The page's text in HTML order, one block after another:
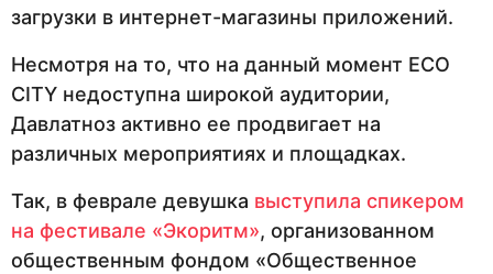
загрузки в интернет-магазины приложений.
Несмотря на то, что на данный момент ECO
CITY недоступна широкой аудитории,
Давлатноз активно ее продвигает на
различных мероприятиях и площадках.
Так, в феврале девушка выступила спикером
на фестивале «Экоритм», организованном
общественным фондом «Общественное